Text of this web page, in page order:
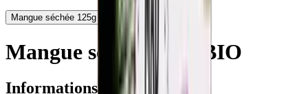
Mangue séchée 125g BIO - JUA
Mangue séchée 125g BIO
Informations produit